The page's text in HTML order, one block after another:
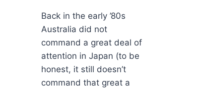
Back in the early ’80s
Australia did not
command a great deal of
attention in Japan (to be
honest, it still doesn’t
command that great a